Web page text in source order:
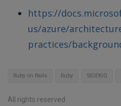
https://
us/azure/
practices/
Ruby on Rails Ruby SIDEKIQ
All rights reserved